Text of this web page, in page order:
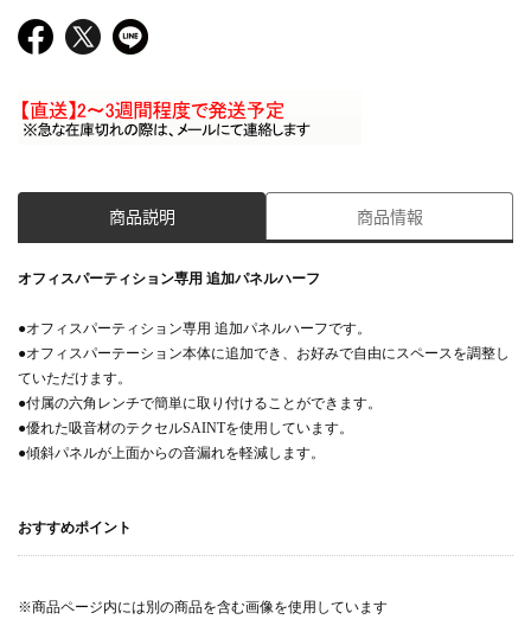
商品説明 商品情報
オフィスパーティション専用 追加パネルハーフ
●オフィスパーティション専用 追加パネルハーフです。
●オフィスパーテーション本体に追加でき、お好みで自由にスペースを調整し
ていただけます。
●付属の六角レンチで簡単に取り付けることができます。
●優れた吸音材のテクセルSAINTを使用しています。
●傾斜パネルが上面からの音漏れを軽減します。
おすすめポイント
※商品ページ内には別の商品を含む画像を使用しています